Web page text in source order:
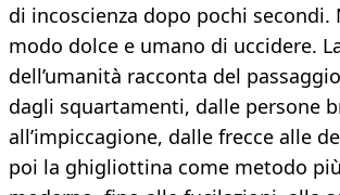
di incoscienza dopo pochi secondi.
modo dolce e umano di uccidere.
dell’umanità racconta del
dagli squartamenti, dalle persone
all’impiccagione, dalle frecce alle
poi la ghigliottina come metodo